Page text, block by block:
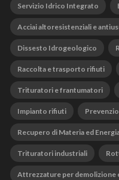
Servizio Idrico Integrato
Acciai altoresistenziali e
Dissesto Idrogeologico
Raccolta e trasporto rifiuti
Trituratori e frantumatori
Impianto rifiuti
Recupero di Materia ed
Trituratori industriali
Attrezzature per demolizione